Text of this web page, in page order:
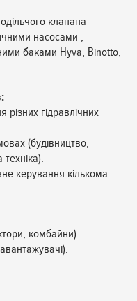
клапана
насосами ,
баками Hyva, Binotto,
різних гідравлічних
(будівництво,
керування кількома
комбайни).